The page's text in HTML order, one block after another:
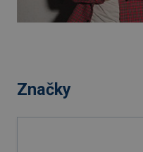
Značky